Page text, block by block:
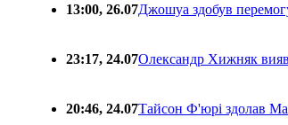
13:00, 26.07Джошуа здобув
23:17, 24.07Олександр Хижняк
20:46, 24.07Тайсон Ф'юрі здолав